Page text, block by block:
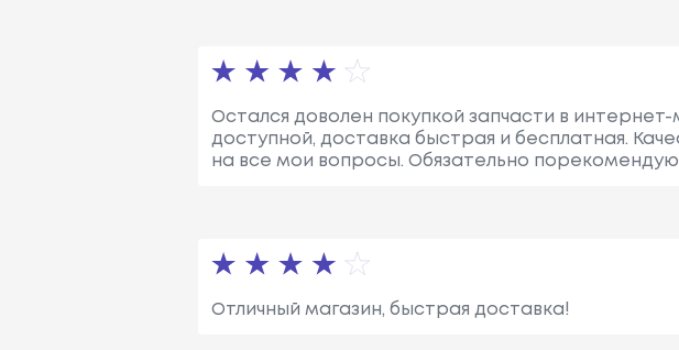
Остался доволен покупкой запчасти в
доступной, доставка быстрая и бесплатная.
на все мои вопросы. Обязательно
Отличный магазин, быстрая доставка!